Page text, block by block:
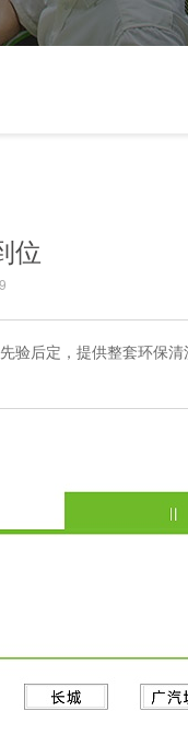
位
验后定，提供整套环保